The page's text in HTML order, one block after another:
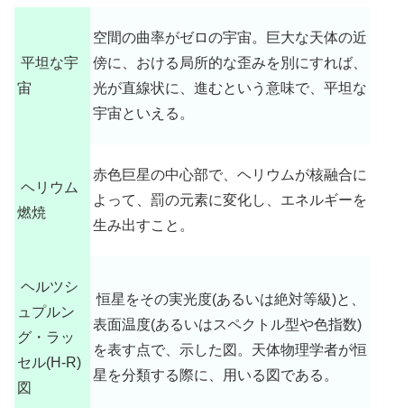
平坦な宇
宙
空間の曲率がゼロの宇宙。巨大な天体の近
傍に、おける局所的な歪みを別にすれば、
光が直線状に、進むという意味で、平坦な
宇宙といえる。
ヘリウム
燃焼
赤色巨星の中心部で、ヘリウムが核融合に
よって、罰の元素に変化し、エネルギーを
生み出すこと。
ヘルツシ
ュプルン
グ・ラッ
セル(H-R)
図
恒星をその実光度(あるいは絶対等級)と、
表面温度(あるいはスペクトル型や色指数)
を表す点で、示した図。天体物理学者が恒
星を分類する際に、用いる図である。